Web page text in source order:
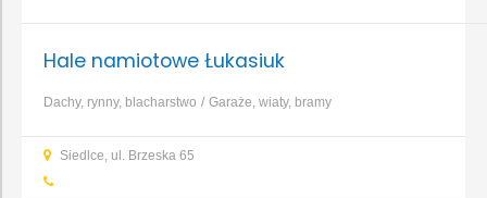
Hale namiotowe Łukasiuk
Dachy, rynny, blacharstwo
Garaże, wiaty, bramy
Siedlce, ul. Brzeska 65